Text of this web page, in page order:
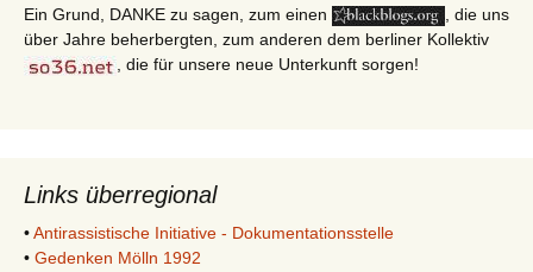
Ein Grund, DANKE zu sagen, zum einen
, die uns
über Jahre beherbergten, zum anderen dem berliner Kollektiv
, die für unsere neue Unterkunft sorgen!
Links überregional
•Antirassistische Initiative - Dokumentationsstelle
• Gedenken Mölln 1992